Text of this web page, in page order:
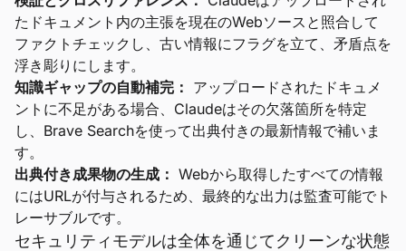
たドキュメント内の主張を現在のWebソースと照合して
ファクトチェックし、古い情報にフラグを立て、矛盾点を
浮き彫りにします。
知識ギャップの自動補完： アップロードされたドキュメ
ントに不足がある場合、Claudeはその欠落箇所を特定
し、Brave Searchを使って出典付きの最新情報で補いま
す。
出典付き成果物の生成： Webから取得したすべての情報
にはURLが付与されるため、最終的な出力は監査可能でト
レーサブルです。
セキュリティモデルは全体を通じてクリーンな状態